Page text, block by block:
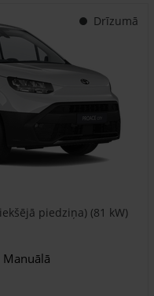
Drīzumā
piedziņa) (81 kW)
Manuālā